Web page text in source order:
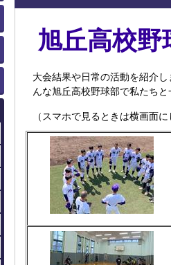
旭丘高校野
大会結果や日常の活動を紹介
んな旭丘高校野球部で私たち
（スマホで見るときは横画面に